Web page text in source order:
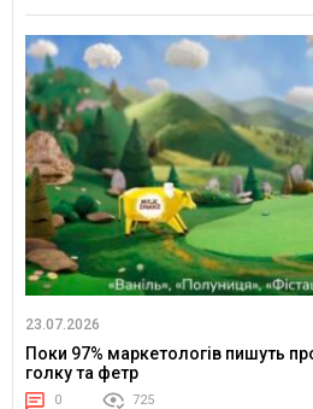
23.07.2026
Поки 97% маркетологів пишуть
голку та фетр
0 725